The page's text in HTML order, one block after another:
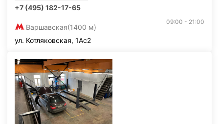
+7 (495) 182-17-65
Варшавская(1400 м)
09:00 - 21:00
ул. Котляковская, 1Ас2